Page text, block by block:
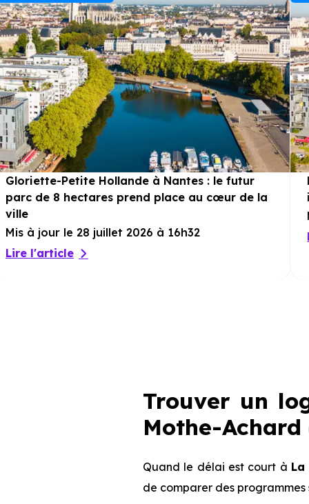
larges baies vitrées. Unparkingaérien
individuel est également prévu, apportant
une solution de stationnement pratique au
quotidien.
Gloriette-Petite Hollande à Nantes : le futur
parc de 8 hectares prend place au cœur de la
ville
Mis à jour le 28 juillet 2026 à 16h32
Lire l'article
Trouver un
Mothe-
Quand le délai est court à La
de comparer des